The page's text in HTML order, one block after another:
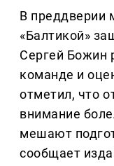
В преддверии
«Балтикой»
Сергей Божин
команде и
отметил, что
внимание
мешают
сообщает